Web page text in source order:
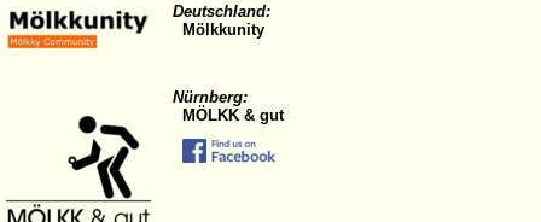
Deutschland:
Mölkkunity
Nürnberg:
MÖLKK & gut